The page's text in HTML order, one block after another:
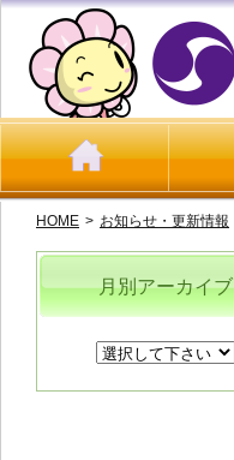
HOME > お知らせ・更新情報
月別アーカイブ